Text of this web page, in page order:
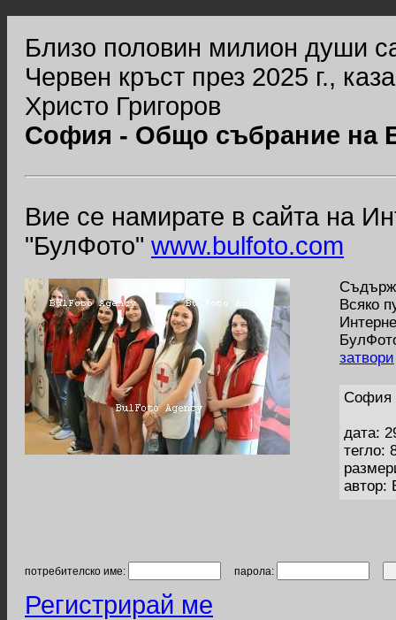
Близо половин милион души
Червен кръст през 2025 г.,
Христо Григоров
София - Общо събрание на
Вие се намирате в сайта на
"БулФото" www.bulfoto.com
Всяко
затвори
София
дата:
тегло:
автор:
потребителско име: парола:
Регистрирай ме